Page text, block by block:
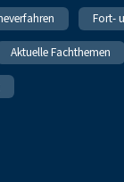
Fort-
Aktuelle Fachthemen